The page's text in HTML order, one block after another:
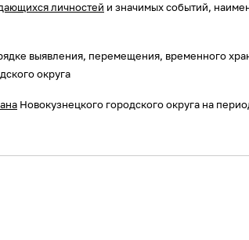
личностей и значимых событий,
выявления, перемещения, временного
округа
Новокузнецкого городского округа на